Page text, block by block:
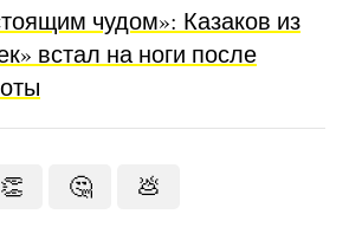
чудом»: Казаков из
встал на ноги после
👏 🤔 💩